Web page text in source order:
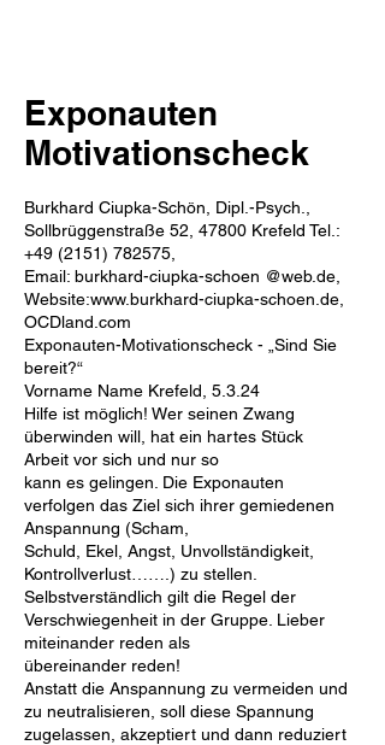
Exponauten
Motivationscheck
Burkhard Ciupka-Schön, Dipl.-Psych.,
Sollbrüggenstraße 52, 47800 Krefeld Tel.:
+49 (2151) 782575
Email: burkhard-ciupka-schoen @web.de,
Website:www.burkhard-ciupka-schoen.de,
OCDland.com
Exponauten-Motivationscheck - „Sind Sie
bereit?“
Vorname Name Krefeld, 5.3.24
Hilfe ist möglich! Wer seinen Zwang
überwinden will, hat ein hartes Stück
Arbeit vor sich und nur so
kann es gelingen. Die Exponauten
verfolgen das Ziel sich ihrer gemiedenen
Anspannung (Scham,
Schuld, Ekel, Angst, Unvollständigkeit,
Kontrollverlust…….) zu stellen.
Selbstverständlich gilt die Regel der
Verschwiegenheit in der Gruppe. Lieber
miteinander reden als
übereinander reden!
Anstatt die Anspannung zu vermeiden und
zu neutralisieren, soll diese Spannung
zugelassen, akzeptiert und dann reduziert